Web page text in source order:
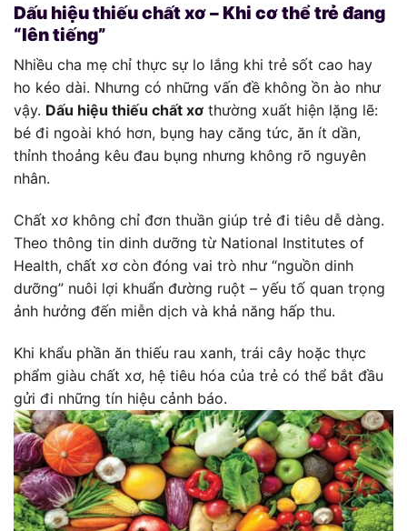
Dấu hiệu thiếu chất xơ – Khi cơ thể trẻ đang
“lên tiếng”
Nhiều cha mẹ chỉ thực sự lo lắng khi trẻ sốt cao hay
ho kéo dài. Nhưng có những vấn đề không ồn ào như
vậy. Dấu hiệu thiếu chất xơ thường xuất hiện lặng lẽ:
bé đi ngoài khó hơn, bụng hay căng tức, ăn ít dần,
thỉnh thoảng kêu đau bụng nhưng không rõ nguyên
nhân.
Chất xơ không chỉ đơn thuần giúp trẻ đi tiêu dễ dàng.
Theo thông tin dinh dưỡng từ National Institutes of
Health, chất xơ còn đóng vai trò như “nguồn dinh
dưỡng” nuôi lợi khuẩn đường ruột – yếu tố quan trọng
ảnh hưởng đến miễn dịch và khả năng hấp thu.
Khi khẩu phần ăn thiếu rau xanh, trái cây hoặc thực
phẩm giàu chất xơ, hệ tiêu hóa của trẻ có thể bắt đầu
gửi đi những tín hiệu cảnh báo.